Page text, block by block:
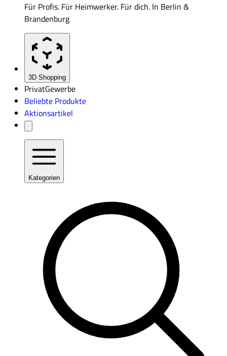
Für Profis. Für Heimwerker. Für dich. In Berlin &
Brandenburg
3D Shopping
PrivatGewerbe
Beliebte Produkte
Aktionsartikel
Kategorien